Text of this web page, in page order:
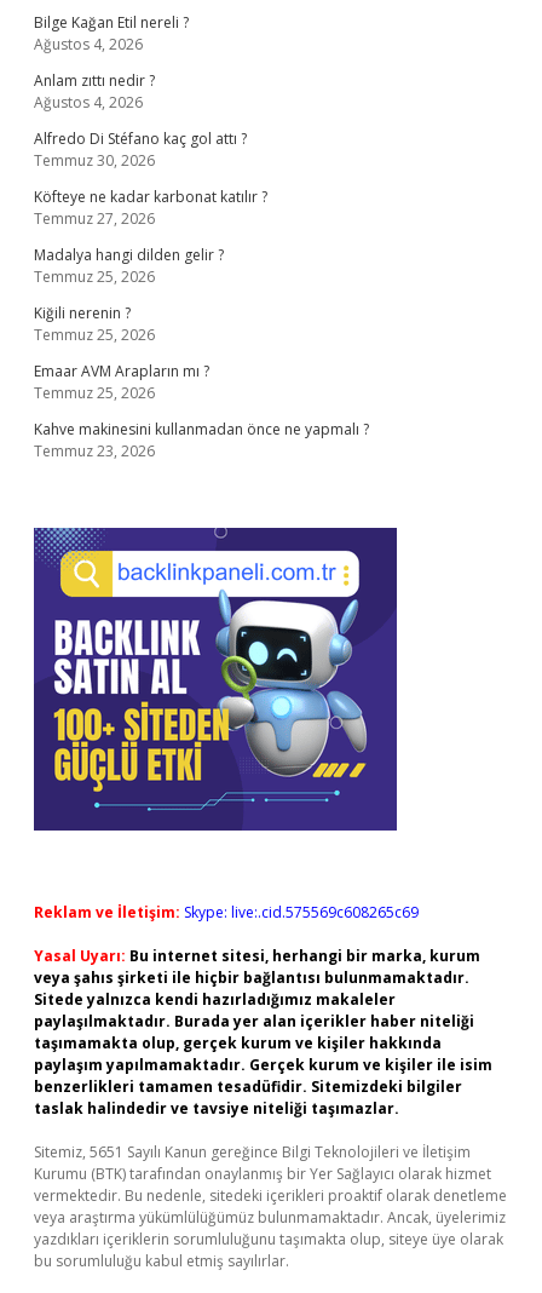
Bilge Kağan Etil nereli ?
Ağustos 4, 2026
Anlam zıttı nedir ?
Ağustos 4, 2026
Alfredo Di Stéfano kaç gol attı ?
Temmuz 30, 2026
Köfteye ne kadar karbonat katılır ?
Temmuz 27, 2026
Madalya hangi dilden gelir ?
Temmuz 25, 2026
Kiğili nerenin ?
Temmuz 25, 2026
Emaar AVM Arapların mı ?
Temmuz 25, 2026
Kahve makinesini kullanmadan önce ne yapmalı ?
Temmuz 23, 2026
Reklam ve İletişim: Skype: live:.cid.575569c608265c69
Yasal Uyarı: Bu internet sitesi, herhangi bir marka, kurum
veya şahıs şirketi ile hiçbir bağlantısı bulunmamaktadır.
Sitede yalnızca kendi hazırladığımız makaleler
paylaşılmaktadır. Burada yer alan içerikler haber niteliği
taşımamakta olup, gerçek kurum ve kişiler hakkında
paylaşım yapılmamaktadır. Gerçek kurum ve kişiler ile isim
benzerlikleri tamamen tesadüfidir. Sitemizdeki bilgiler
taslak halindedir ve tavsiye niteliği taşımazlar.
Sitemiz, 5651 Sayılı Kanun gereğince Bilgi Teknolojileri ve İletişim
Kurumu (BTK) tarafından onaylanmış bir Yer Sağlayıcı olarak hizmet
vermektedir. Bu nedenle, sitedeki içerikleri proaktif olarak denetleme
veya araştırma yükümlülüğümüz bulunmamaktadır. Ancak, üyelerimiz
yazdıkları içeriklerin sorumluluğunu taşımakta olup, siteye üye olarak
bu sorumluluğu kabul etmiş sayılırlar.